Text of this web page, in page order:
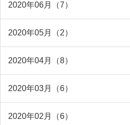
2020年06月（7）
2020年05月（2）
2020年04月（8）
2020年03月（6）
2020年02月（6）